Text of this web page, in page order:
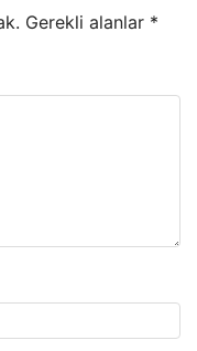
Gerekli alanlar *